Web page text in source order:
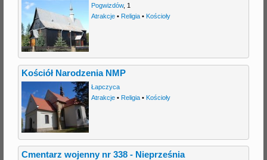
Pogwizdów, 1
Atrakcje• Religia• Kościoły
Kościół Narodzenia NMP
Łapczyca
Atrakcje• Religia• Kościoły
Cmentarz wojenny nr 338 - Nieprześnia